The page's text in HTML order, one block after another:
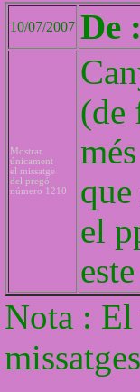
10/07/2007 De
Mostrar
únicament
el missatge
del pregó
número 1210
(de
el
Nota : El